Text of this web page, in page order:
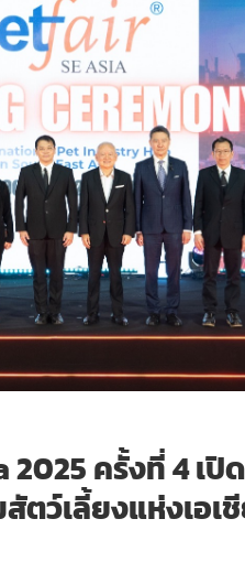
ครั้งที่ 4 เ
ตว์เลี้ยงแห่งเอเ